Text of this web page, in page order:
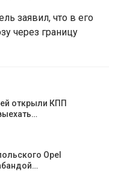
заявил, что в его
через границу
открыли КПП
Opel